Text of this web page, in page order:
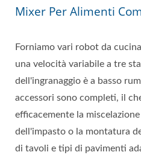
Mixer Per Alimenti
Forniamo vari robot da
una velocità variabile a tre
dell'ingranaggio è a basso
accessori sono completi, il
efficacemente la
dell'impasto o la montatura
di tavoli e tipi di pavimenti